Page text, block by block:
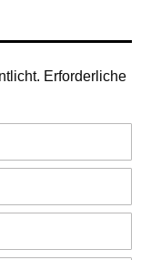
Erforderliche